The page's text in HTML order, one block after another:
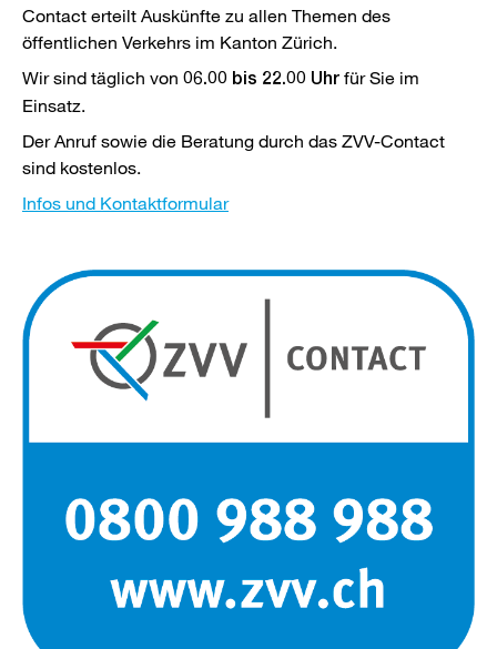
Contact erteilt Auskünfte zu allen Themen des
öffentlichen Verkehrs im Kanton Zürich.
Wir sind täglich von 06.00 bis 22.00 Uhr für Sie im
Einsatz.
Der Anruf sowie die Beratung durch das ZVV-Contact
sind kostenlos.
Infos und Kontaktformular